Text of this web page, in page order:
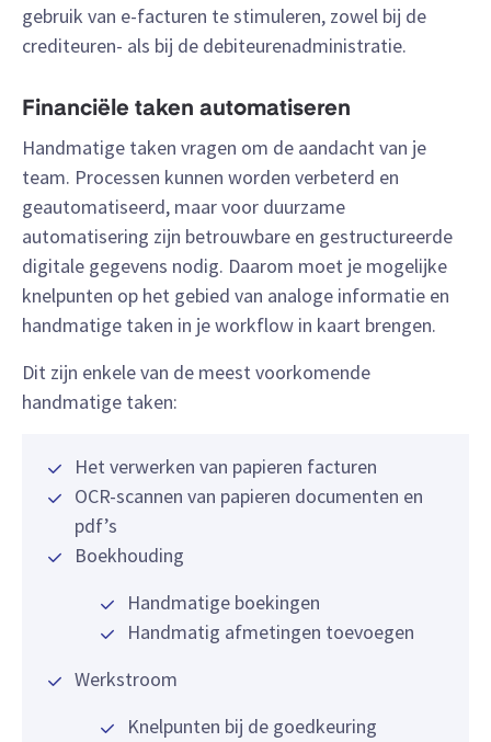
gebruik van e-facturen te stimuleren, zowel bij de
crediteuren- als bij de debiteurenadministratie.
Financiële taken automatiseren
Handmatige taken vragen om de aandacht van je
team. Processen kunnen worden verbeterd en
geautomatiseerd, maar voor duurzame
automatisering zijn betrouwbare en gestructureerde
digitale gegevens nodig. Daarom moet je mogelijke
knelpunten op het gebied van analoge informatie en
handmatige taken in je workflow in kaart brengen.
Dit zijn enkele van de meest voorkomende
handmatige taken:
Het verwerken van papieren facturen
OCR-scannen van papieren documenten en
pdf’s
Boekhouding
Handmatige boekingen
Handmatig afmetingen toevoegen
Werkstroom
Knelpunten bij de goedkeuring